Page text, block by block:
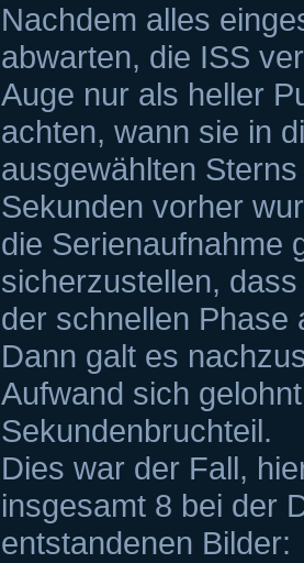
Nachdem alles
abwarten, die ISS
Auge nur als heller
achten, wann sie in
ausgewählten
Sekunden vorher
die Serienaufnahme
sicherzustellen,
der schnellen Phase
Dann galt es
Aufwand sich
Sekundenbruchteil.
Dies war der Fall,
insgesamt 8 bei der
entstandenen Bilder: